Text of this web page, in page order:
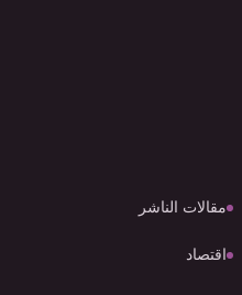
مقالات الناشر
اقتصاد